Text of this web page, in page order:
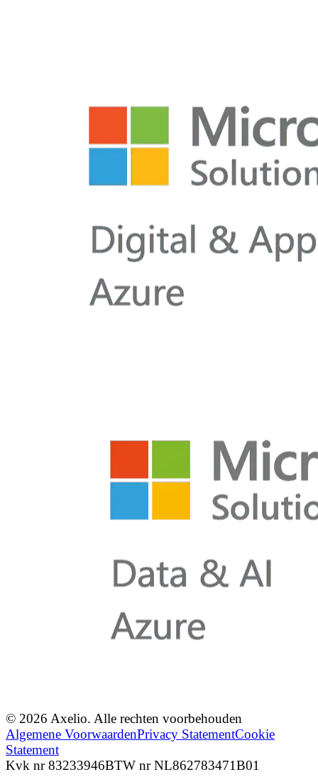
© 2026 Axelio. Alle rechten voorbehouden
Algemene VoorwaardenPrivacy StatementCookie
Statement
Kvk nr 83233946BTW nr NL862783471B01